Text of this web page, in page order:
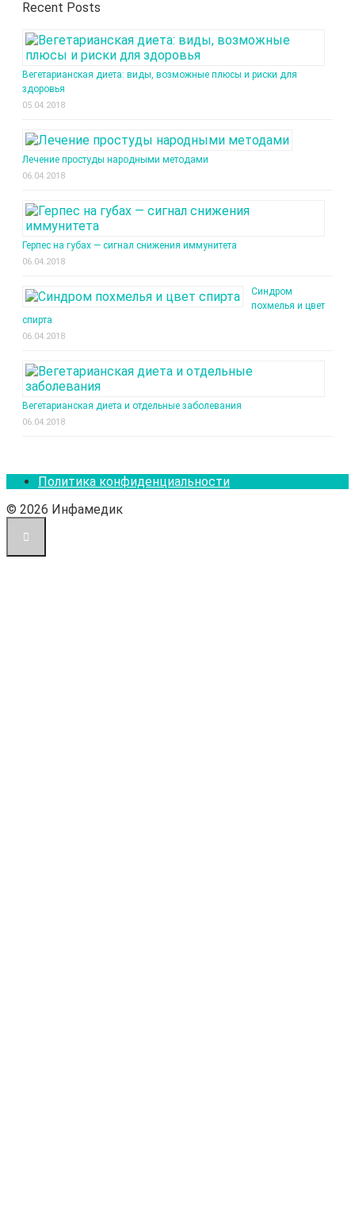
Recent Posts
Вегетарианская диета: виды, возможные плюсы и риски для
здоровья
05.04.2018
Лечение простуды народными методами
06.04.2018
Герпес на губах — сигнал снижения иммунитета
06.04.2018
Синдром
похмелья и цвет
спирта
06.04.2018
Вегетарианская диета и отдельные заболевания
06.04.2018
Политика конфиденциальности
© 2026 Инфамедик